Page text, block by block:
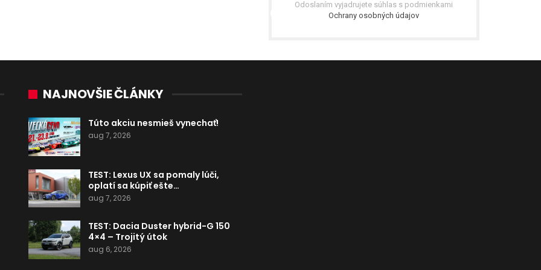
Odoslaním vyjadrujete súhlas s podmienkami
Ochrany osobných údajov
NAJNOVŠIE ČLÁNKY
Túto akciu nesmieš vynechať!
aug 7, 2026
TEST: Lexus UX sa pomaly lúči,
oplatí sa kúpiť ešte…
aug 7, 2026
TEST: Dacia Duster hybrid-G 150
4×4 – Trojitý útok
aug 6, 2026